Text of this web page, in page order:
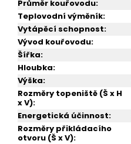
Průměr kouřovodu:
Teplovodní výměník:
Vytápěcí schopnost:
Vývod kouřovodu:
Šířka:
Hloubka:
Výška:
Rozměry topeniště (Š x H
x V):
Energetická účinnost:
Rozměry přikládacího
otvoru (Š x V):
NERO
14
999
Kč